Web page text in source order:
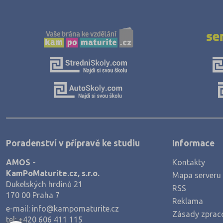
Jindřichův Hradec (76)
Karlovy Vary (93)
Kladno (129)
Kroměříž (96)
Kutná Hora (66)
Liberec (138)
Litoměřice (104)
Louny (72)
Poradenství v přípravě ke studiu
AMOS -
KamPoMaturite.cz, s.r.o.
Dukelských hrdinů 21
170 00 Praha 7
e-mail: info@kampomaturite.cz
tel:+420 606 411 115
Informace
Kontakty
Mapa serveru
RSS
Reklama
Zásady